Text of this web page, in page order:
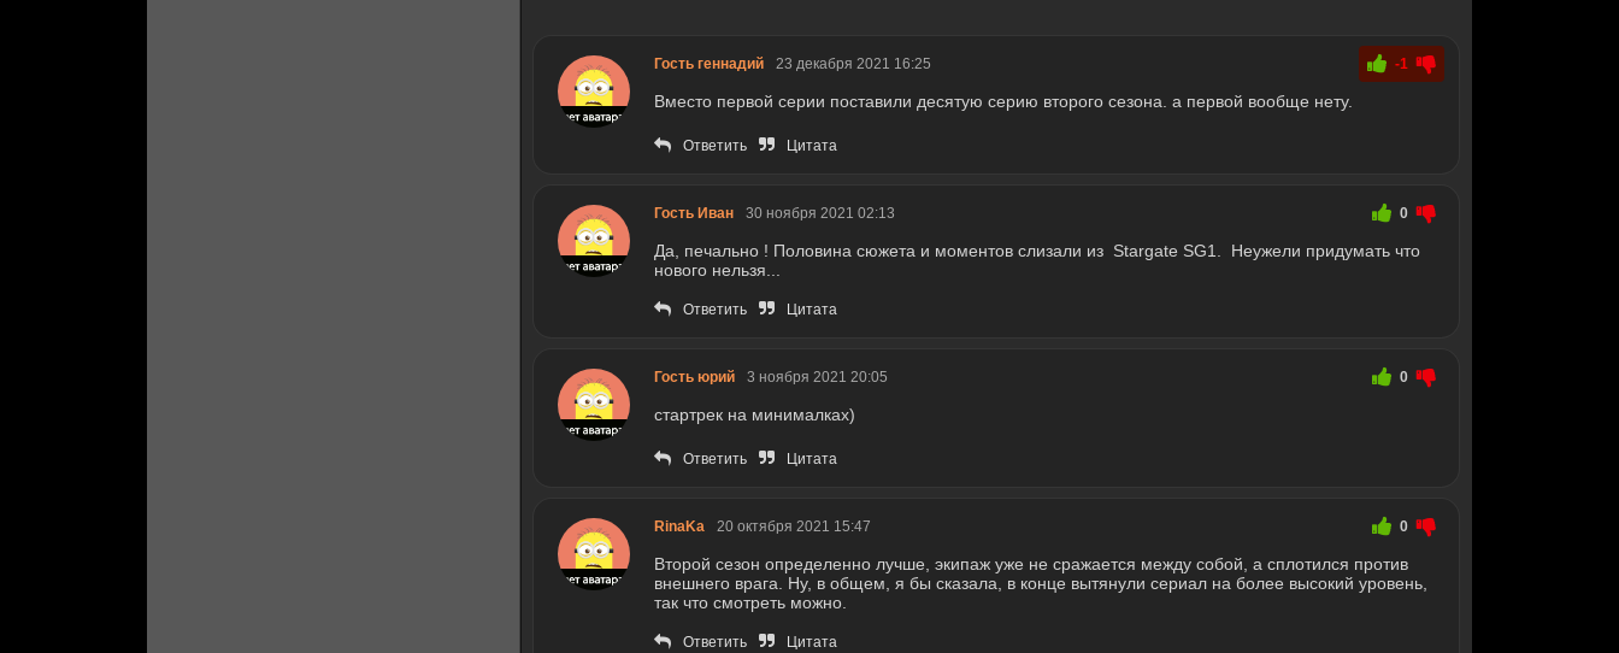
Гость геннадий 23 декабря 2021 16:25 -1
Вместо первой серии поставили десятую серию второго сезона. а первой вообще нету.
Ответить Цитата
Гость Иван 30 ноября 2021 02:13 0
Да, печально ! Половина сюжета и моментов слизали из Stargate SG1. Неужели придумать что
нового нельзя...
Ответить Цитата
Гость юрий 3 ноября 2021 20:05 0
стартрек на минималках)
Ответить Цитата
RinaKa 20 октября 2021 15:47 0
Второй сезон определенно лучше, экипаж уже не сражается между собой, а сплотился против
внешнего врага. Ну, в общем, я бы сказала, в конце вытянули сериал на более высокий уровень,
так что смотреть можно.
Ответить Цитата